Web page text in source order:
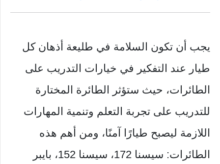
يجب أن تكون السلامة في طليعة أذهان كل
طيار عند التفكير في خيارات التدريب على
الطائرات، حيث ستؤثر الطائرة المختارة
للتدريب على تجربة التعلم وتنمية المهارات
اللازمة ليصبح طيارًا آمنًا، ومن أهم هذه
الطائرات: سيسنا 172، سيسنا 152، بايبر